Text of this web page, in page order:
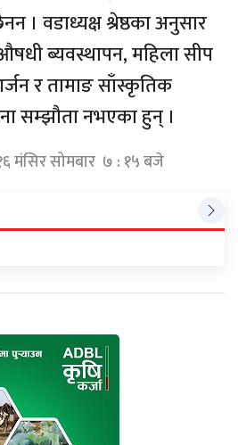
। वडाध्यक्ष श्रेष्ठका अनुसार
ब्यवस्थापन, महिला सीप
र तामाङ साँस्कृतिक
सम्झौता नभएका हुन् ।
मंसिर सोमबार ७ : १५ बजे